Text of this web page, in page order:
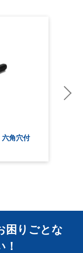
六角穴付
困りごとな